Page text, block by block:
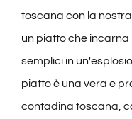
toscana con la
un piatto che
semplici in
piatto è una vera e
contadina toscana,